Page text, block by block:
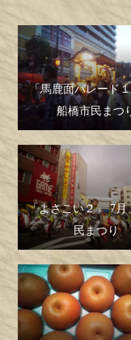
「馬鹿面パレード
船橋市民まつ
「よさこい２」 7月
民まつり